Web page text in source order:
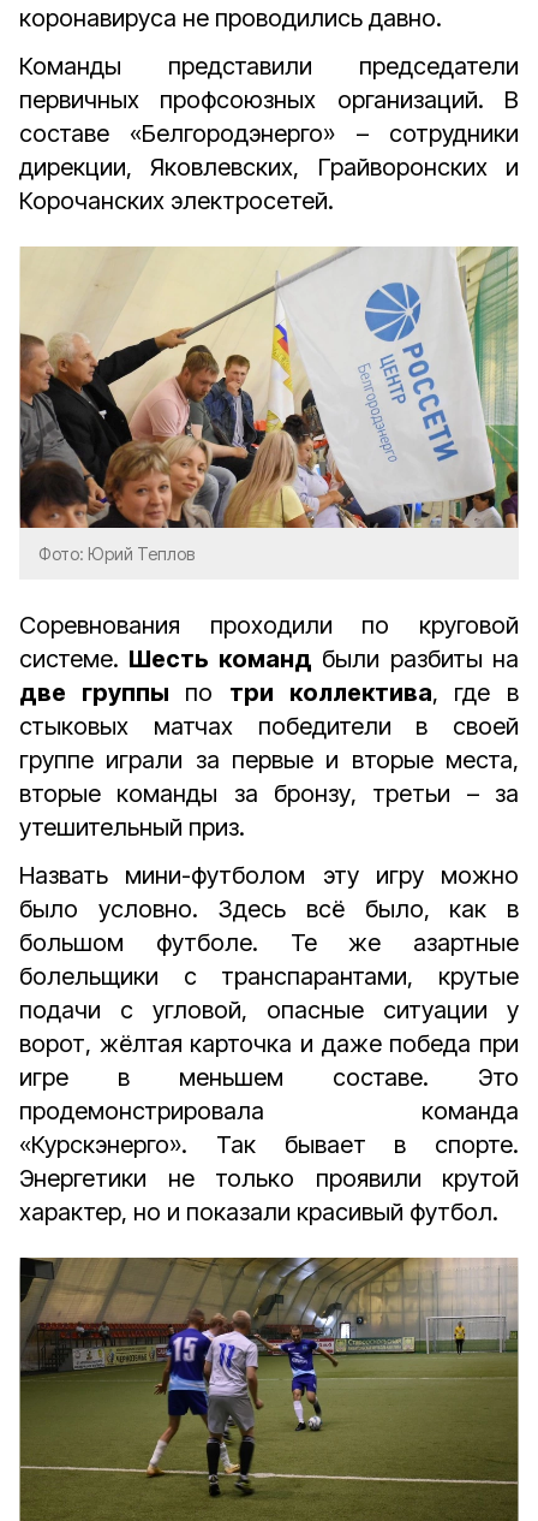
коронавируса не проводились давно.
Команды представили председатели
первичных профсоюзных организаций. В
составе «Белгородэнерго» – сотрудники
дирекции, Яковлевских, Грайворонских и
Корочанских электросетей.
Фото: Юрий Теплов
Соревнования проходили по круговой
системе. Шесть команд были разбиты на
две группы по три коллектива, где в
стыковых матчах победители в своей
группе играли за первые и вторые места,
вторые команды за бронзу, третьи – за
утешительный приз.
Назвать мини-футболом эту игру можно
было условно. Здесь всё было, как в
большом футболе. Те же азартные
болельщики с транспарантами, крутые
подачи с угловой, опасные ситуации у
ворот, жёлтая карточка и даже победа при
игре в меньшем составе. Это
продемонстрировала команда
«Курскэнерго». Так бывает в спорте.
Энергетики не только проявили крутой
характер, но и показали красивый футбол.